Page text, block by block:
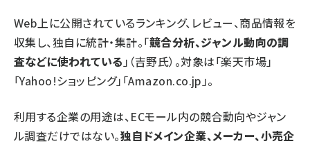
Web上に公開されているランキング、レビュー、商品情報を
収集し、独自に統計・集計。「競合分析、ジャンル動向の調
査などに使われている」（吉野氏）。対象は「楽天市場」
「Yahoo!ショッピング」「Amazon.co.jp」。
利用する企業の用途は、ECモール内の競合動向やジャン
ル調査だけではない。独自ドメイン企業、メーカー、小売企